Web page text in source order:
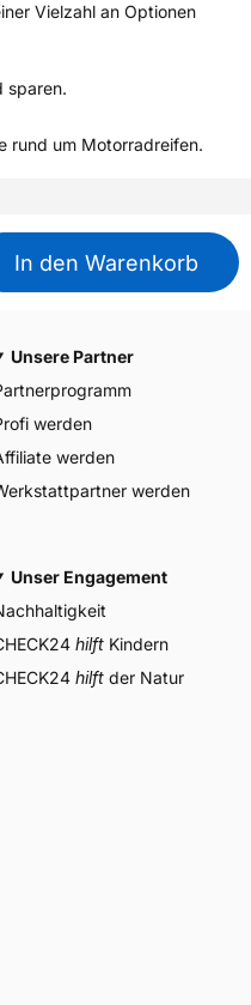
Vielzahl an Optionen
sparen.
rund um Motorradreifen.
In den Warenkorb
Unsere Partner
werden
werden
werden
Unser Engagement
hilft Kindern
hilft der Natur